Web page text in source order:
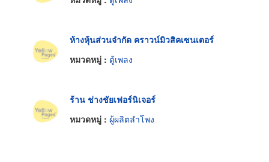
ห้างหุ้นส่วนจำกัด คราวน์มิวสิคเซนเตอร์
หมวดหมู่ : ตู้เพลง
ร้าน ช่างชัยเฟอร์นิเจอร์
หมวดหมู่ : ผู้ผลิตลำโพง